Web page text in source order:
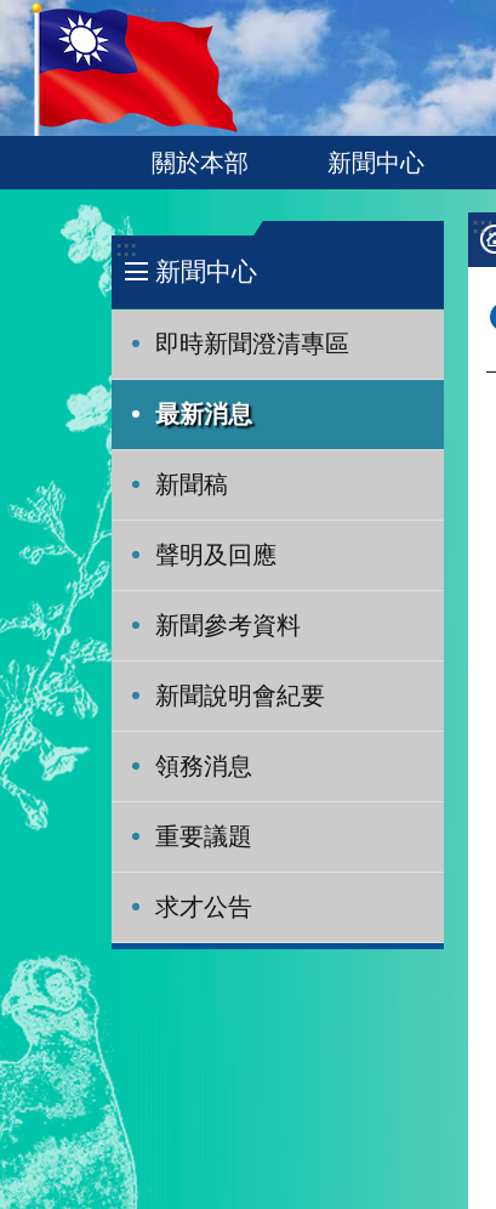
跳到主要內容區塊
:::
關於本部 新聞中心
:::
新聞中心
即時新聞澄清專區
最新消息
新聞稿
聲明及回應
新聞參考資料
新聞說明會紀要
領務消息
重要議題
求才公告
:::